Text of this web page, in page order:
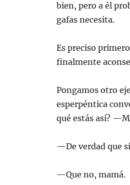
bien, pero a él
gafas necesita.
Es preciso
finalmente
Pongamos otro
esperpéntica
qué estás así?
—De verdad que
—Que no, mamá.